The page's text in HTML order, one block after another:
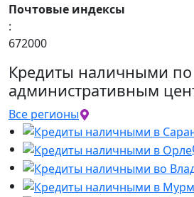
Почтовые индексы
:
672000
Кредиты наличными по
административным
Все регионы